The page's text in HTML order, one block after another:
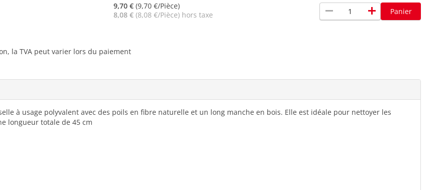
9,70 € (9,70 €/Pièce)
8,08 € (8,08 €/Pièce) hors taxe remove add Panier
la TVA peut varier lors du paiement
à usage polyvalent avec des poils en fibre naturelle et un long manche en bois. Elle est idéale pour nettoyer les
longueur totale de 45 cm